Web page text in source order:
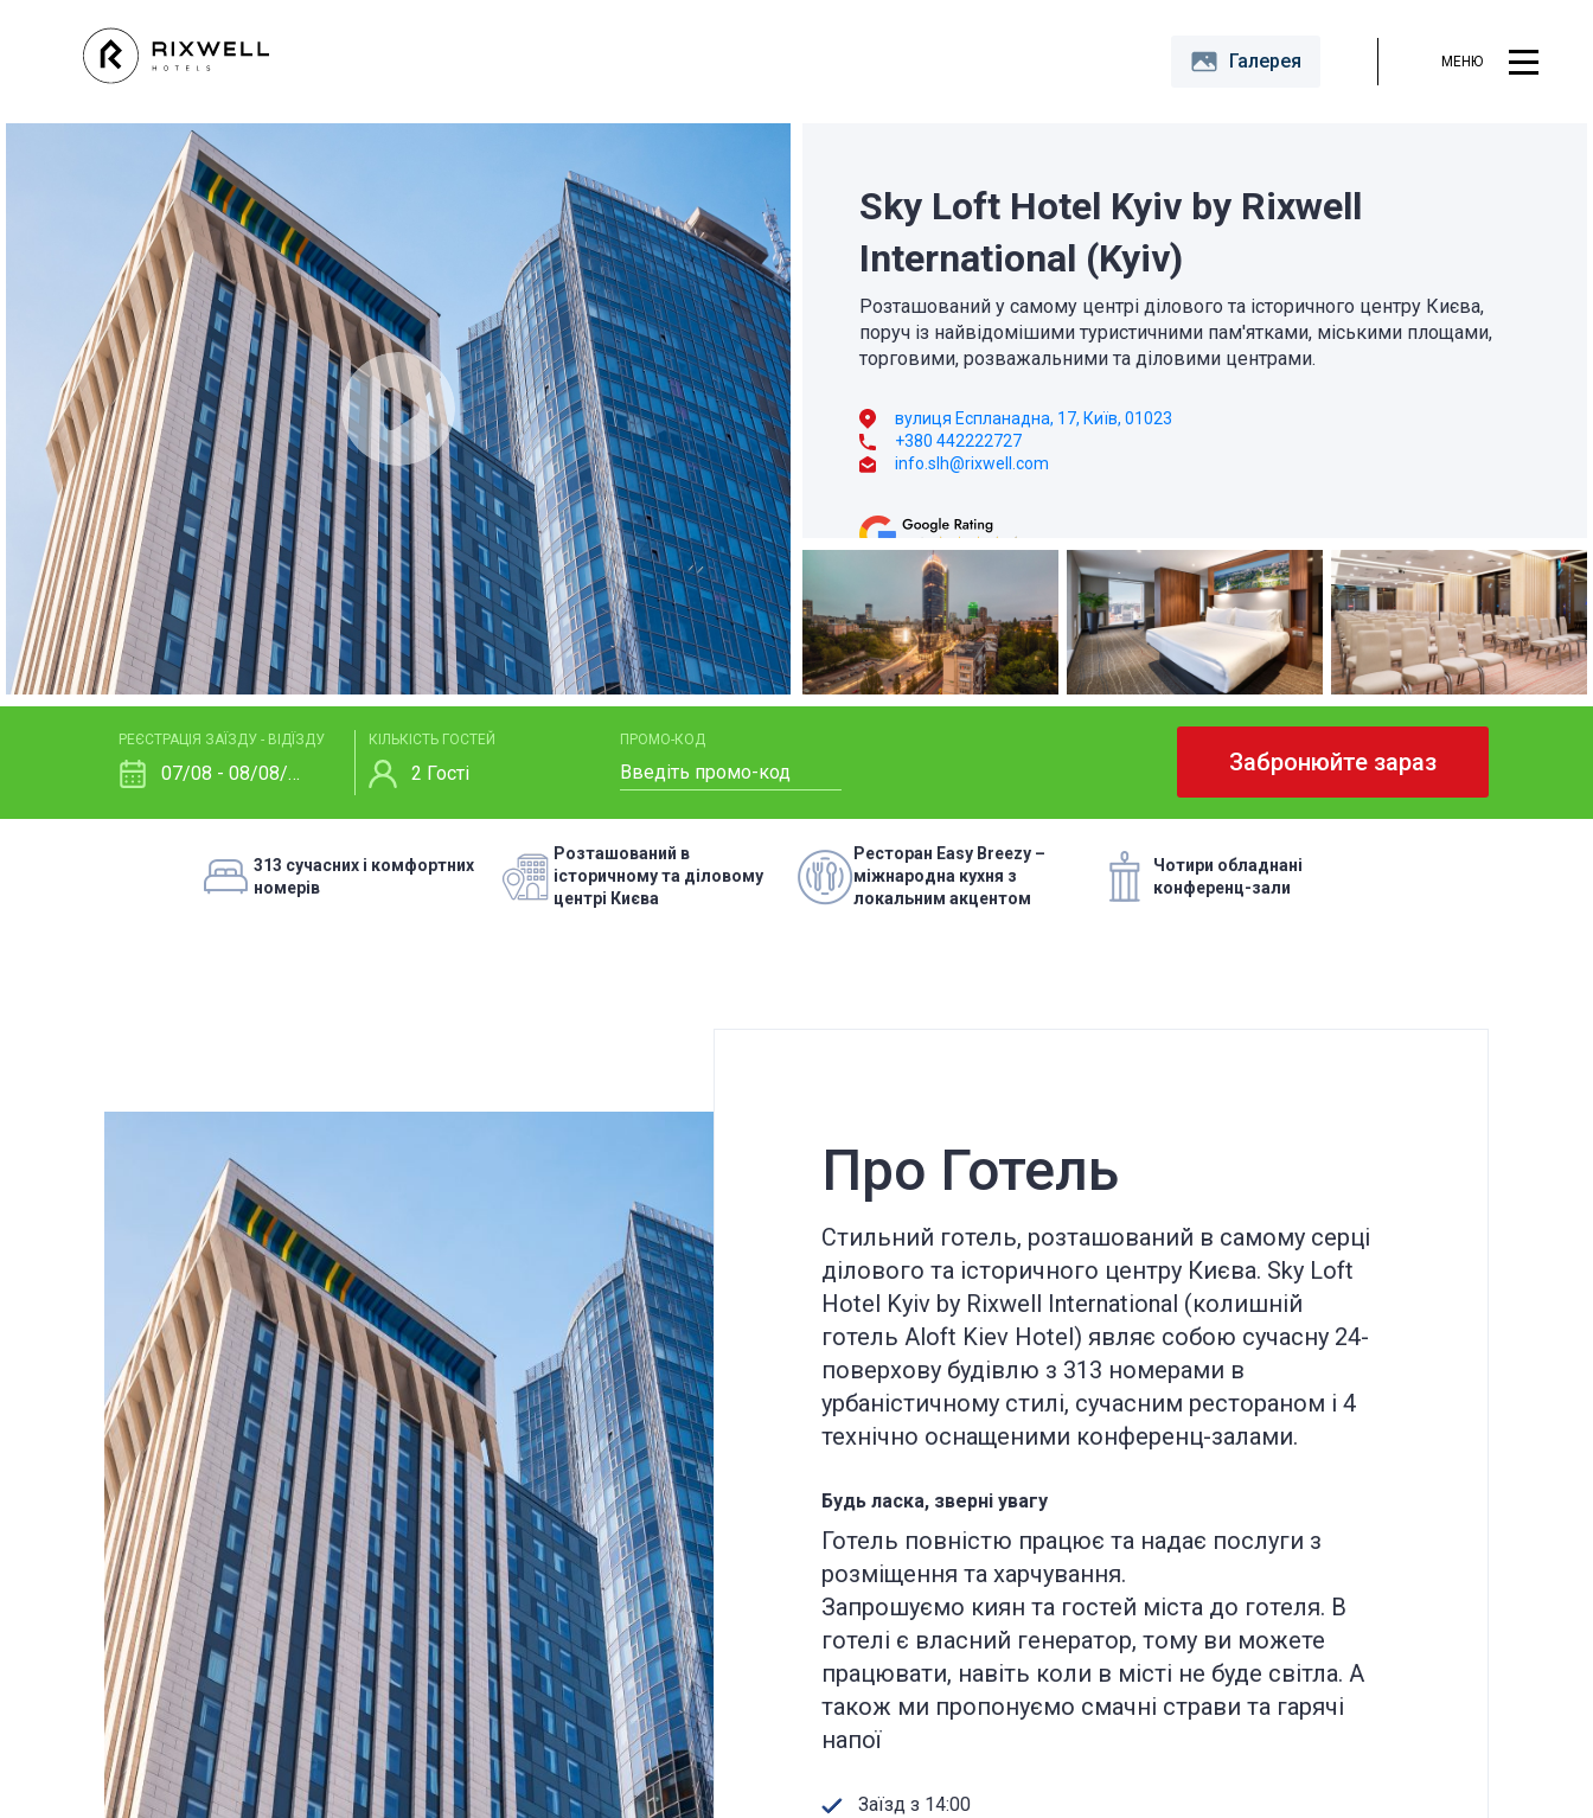
Галерея МЕНЮ
Sky Loft Hotel Kyiv by Rixwell
International (Kyiv)
Розташований у самому центрі ділового та історичного центру Києва,
поруч із найвідомішими туристичними пам'ятками, міськими площами,
торговими, розважальними та діловими центрами.
вулиця Еспланадна, 17, Київ, 01023
+380 442222727
info.slh@rixwell.com
РЕЄСТРАЦІЯ ЗАЇЗДУ - ВІДЇЗДУ
07/08 - 08/08/26
КІЛЬКІСТЬ ГОСТЕЙ
2 Гості
ПРОМО-КОД
Забронюйте зараз
313 сучасних і комфортних
номерів
Розташований в
історичному та діловому
центрі Києва
Ресторан Easy Breezy –
міжнародна кухня з
локальним акцентом
Чотири обладнані
конференц-зали
Про Готель
Стильний готель, розташований в самому серці
ділового та історичного центру Києва. Sky Loft
Hotel Kyiv by Rixwell International (колишній
готель Aloft Kiev Hotel) являє собою сучасну 24-
поверхову будівлю з 313 номерами в
урбаністичному стилі, сучасним рестораном і 4
технічно оснащеними конференц-залами.
Будь ласка, зверні увагу
Готель повністю працює та надає послуги з
розміщення та харчування.
Запрошуємо киян та гостей міста до готеля. В
готелі є власний генератор, тому ви можете
працювати, навіть коли в місті не буде світла. А
також ми пропонуємо смачні страви та гарячі
напої
Заїзд з 14:00